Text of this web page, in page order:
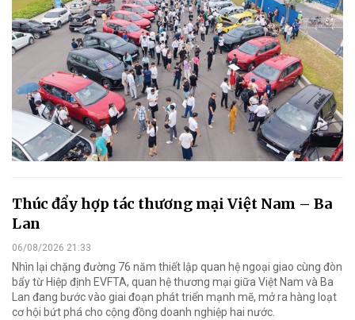
Thúc đẩy hợp tác thương mại Việt Nam – Ba
Lan
06/08/2026 21:33
Nhìn lại chặng đường 76 năm thiết lập quan hệ ngoại giao cùng đòn
bẩy từ Hiệp định EVFTA, quan hệ thương mại giữa Việt Nam và Ba
Lan đang bước vào giai đoạn phát triển mạnh mẽ, mở ra hàng loạt
cơ hội bứt phá cho cộng đồng doanh nghiệp hai nước.